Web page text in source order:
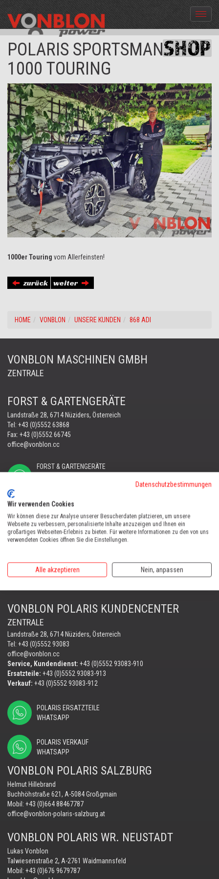
Menü
aus-
und
POLARIS SPORTSMAN XP
1000 TOURING
1000er Touring vom Allerfeinsten!
zurück weiter
HOME VONBLON UNSERE KUNDEN 868 ADI
VONBLON MASCHINEN GMBH
ZENTRALE
FORST & GARTENGERÄTE
Landstraße 28, 6714 Nüziders, Österreich
Tel: +43 (0)5552 63868
Fax: +43 (0)5552 66745
office@vonblon.cc
FORST & GARTENGERÄTE
AUTOMOWER
Automower Kundendienst Nüziders
Tel:+43 (0)5552 31607
Maria-Theresien-Straße 77, 6890 Lustenau
Harry Zudrell
VONBLON POLARIS KUNDENCENTER
ZENTRALE
Landstraße 28, 6714 Nüziders, Österreich
Tel: +43 (0)5552 93083
office@vonblon.cc
Service, Kundendienst: +43 (0)5552 93083-910
Ersatzteile: +43 (0)5552 93083-913
Verkauf: +43 (0)5552 93083-912
POLARIS ERSATZTEILE
WHATSAPP
POLARIS VERKAUF
WHATSAPP
VONBLON POLARIS SALZBURG
Helmut Hillebrand
Buchhöhstraße 621, A-5084 Großgmain
Mobil: +43 (0)664 88467787
office@vonblon-polaris-salzburg.at
VONBLON POLARIS WR. NEUSTADT
Lukas Vonblon
Talwiesenstraße 2, A-2761 Waidmannsfeld
Mobil: +43 (0)676 9679787
Datenschutzbestimmungen
Wir verwenden Cookies
Wir können diese zur Analyse unserer Besucherdaten platzieren, um unsere
Webseite zu verbessern, personalisierte Inhalte anzuzeigen und Ihnen ein
großartiges Webseiten-Erlebnis zu bieten. Für weitere Informationen zu den von uns
verwendeten Cookies öffnen Sie die Einstellungen.
Alle akzeptieren Nein, anpassen